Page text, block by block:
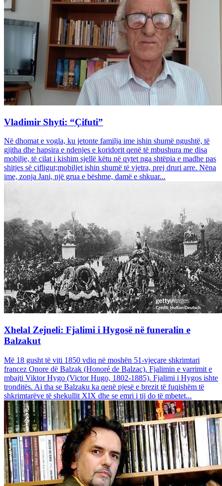
Vladimir Shyti: “Çifuti”
Në dhomat e vogla, ku jetonte familja ime ishin shumë ngushtë, të
gjitha dhe hapsira e ndenjes e koridorit qenë të mbushura me disa
mobilje, të cilat i kishim sjellë këtu në qytet nga shtëpia e madhe pas
shitjes së çifligut;mobiljet ishin shumë të vjetra, prej druri arre. Nëna
ime, zonja Jani, një grua e bëshme, damë e shkuar...
Xhelal Zejneli: Fjalimi i Hygosë në funeralin e
Balzakut
Më 18 gusht të viti 1850 vdiq në moshën 51-vjeçare shkrimtari
francez Onore dë Balzak (Honoré de Balzac). Fjalimin e varrimit e
mbajti Viktor Hygo (Victor Hugo, 1802-1885). Fjalimi i Hygos ishte
tronditës. Ai tha se Balzaku ka qenë pjesë e brezit të fuqishëm të
shkrimtarëve të shekullit XIX dhe se emri i tij do të mbetet...